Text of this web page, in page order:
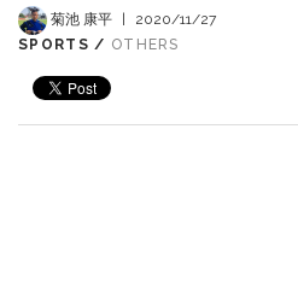
菊池 康平
2020/11/27
SPORTS / OTHERS